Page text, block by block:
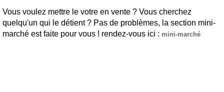
Vous voulez mettre le votre en vente ? Vous cherchez
quelqu'un qui le détient ? Pas de problèmes, la section mini-
marché est faite pour vous ! rendez-vous ici : mini-marché